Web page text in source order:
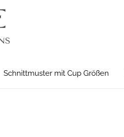
Schnittmuster mit Cup Größen